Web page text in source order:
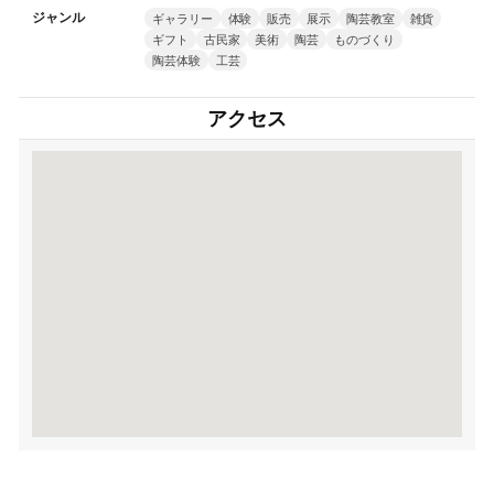
ジャンル ギャラリー 体験 販売 展示 陶芸教室
雑貨
ギフト
古民家 美術 陶芸
ものづくり
陶芸体験
工芸
アクセス